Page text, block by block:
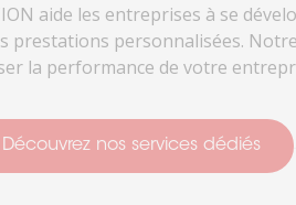
aide les entreprises à se
prestations personnalisées.
la performance de votre
Découvrez nos services dédiés